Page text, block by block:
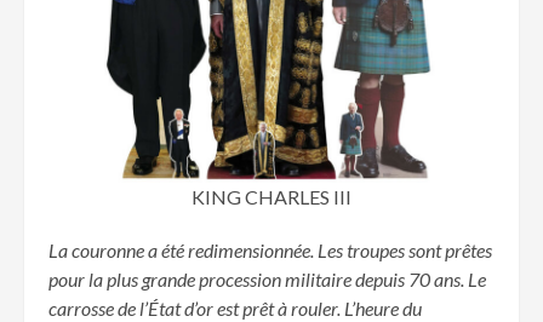
KING CHARLES III
La couronne a été redimensionnée. Les troupes sont prêtes
pour la plus grande procession militaire depuis 70 ans. Le
carrosse de l’État d’or est prêt à rouler. L’heure du